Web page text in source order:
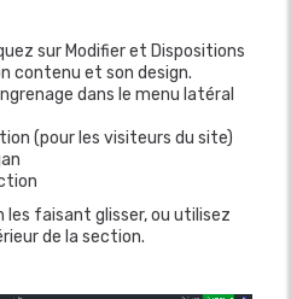
sur Modifier et Dispositions
contenu et son design.
dans le menu latéral
(pour les visiteurs du site)
les faisant glisser, ou utilisez
de la section.